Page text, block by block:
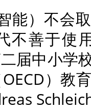
能）不会
不善于使
届中小学
）教